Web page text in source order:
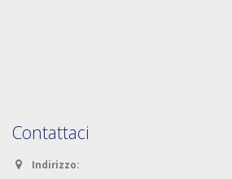
Contattaci
Indirizzo: